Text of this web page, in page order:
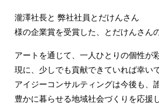
瀧澤社長と 弊社社員と
様の企業賞を受賞した、とだけんさん
アートを通じて、一人ひとりの個性が
現に、少しでも貢献できていれば幸いで
アイジーコンサルティングは今後も、
豊かに暮らせる地域社会づくりを応援